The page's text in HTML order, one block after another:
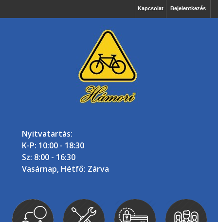
Bejelentkezés
Kapcsolat
Nyitvatartás:
K-P: 10:00 - 18:30
Sz: 8:00 - 16:30
Vasárnap, Hétfő: Zárva